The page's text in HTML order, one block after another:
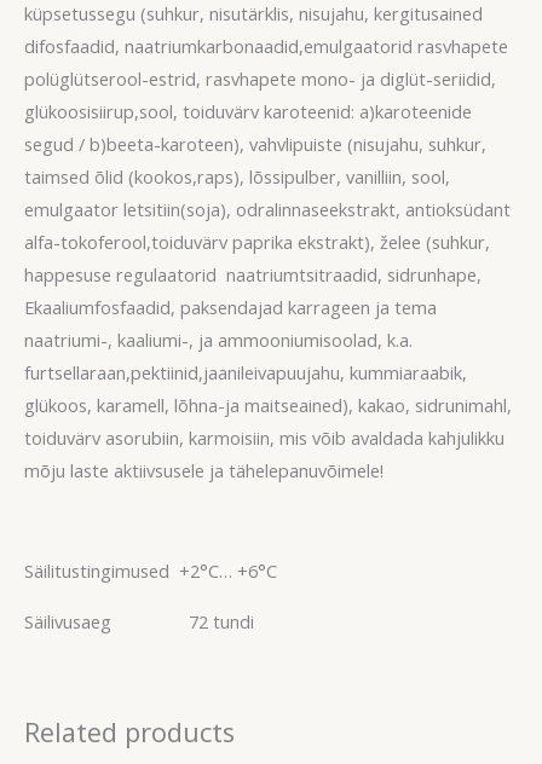
küpsetussegu (suhkur, nisutärklis, nisujahu, kergitusained
difosfaadid, naatriumkarbonaadid,emulgaatorid rasvhapete
polüglütserool-estrid, rasvhapete mono- ja diglüt-seriidid,
glükoosisiirup,sool, toiduvärv karoteenid: a)karoteenide
segud / b)beeta-karoteen), vahvlipuiste (nisujahu, suhkur,
taimsed õlid (kookos,raps), lõssipulber, vanilliin, sool,
emulgaator letsitiin(soja), odralinnaseekstrakt, antioksüdant
alfa-tokoferool,toiduvärv paprika ekstrakt), želee (suhkur,
happesuse regulaatorid naatriumtsitraadid, sidrunhape,
Ekaaliumfosfaadid, paksendajad karrageen ja tema
naatriumi-, kaaliumi-, ja ammooniumisoolad, k.a.
furtsellaraan,pektiinid,jaanileivapuujahu, kummiaraabik,
glükoos, karamell, lõhna-ja maitseained), kakao, sidrunimahl,
toiduvärv asorubiin, karmoisiin, mis võib avaldada kahjulikku
mõju laste aktiivsusele ja tähelepanuvõimele!
Säilitustingimused +2°C… +6°C
Säilivusaeg 72 tundi
Related products